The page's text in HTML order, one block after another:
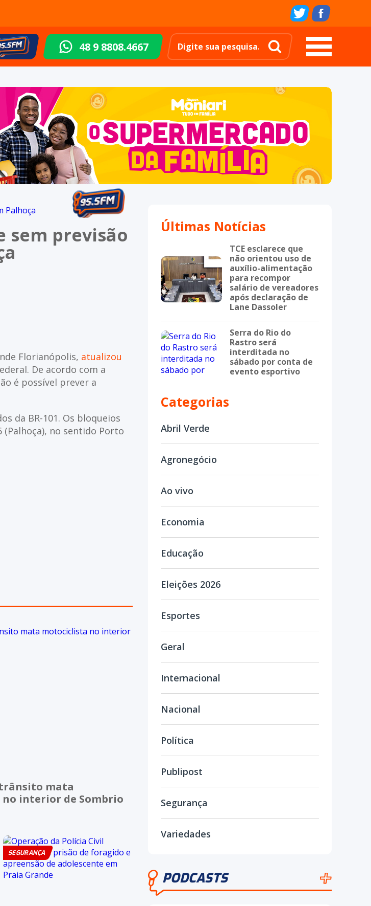
48 9 8808.4667
previsão
Florianópolis, atualizou
De acordo com a
é possível prever a
da BR-101. Os bloqueios
no sentido Porto
mata
interior de Sombrio
SEGURANÇA
Últimas Notícias
TCE esclarece que
não orientou uso de
auxílio-alimentação
para recompor
salário de vereadores
após declaração de
Lane Dassoler
Serra do Rio do
Rastro será
interditada no
sábado por conta de
evento esportivo
Categorias
Abril Verde
Agronegócio
Ao vivo
Economia
Educação
Eleições 2026
Esportes
Geral
Internacional
Nacional
Política
Publipost
Segurança
Variedades
PODCASTS